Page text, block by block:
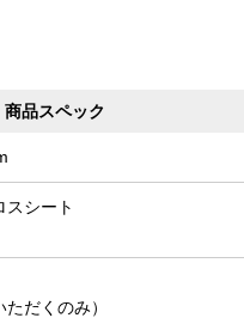
商品スペック
シート
だくのみ）